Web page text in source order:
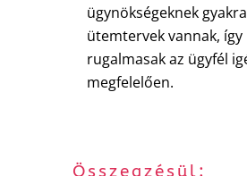
ügynökségeknek
ütemtervek vannak, így
rugalmasak az ügyfél
megfelelően.
Összegzésül: